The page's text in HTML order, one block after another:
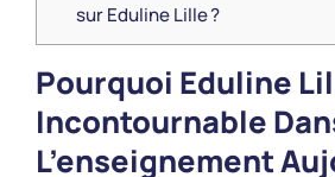
sur Eduline Lille ?
Pourquoi Eduline
Incontournable
L’enseignement